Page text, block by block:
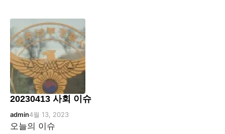
20230413 사회 이슈
admin4월 13, 2023
오늘의 이슈